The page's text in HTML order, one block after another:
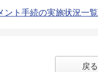
ト手続の実施状況一覧
戻る